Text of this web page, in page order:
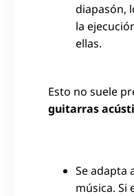
diapasón,
la
ellas.
Esto no suele
guitarras
Se adapta
música. Si